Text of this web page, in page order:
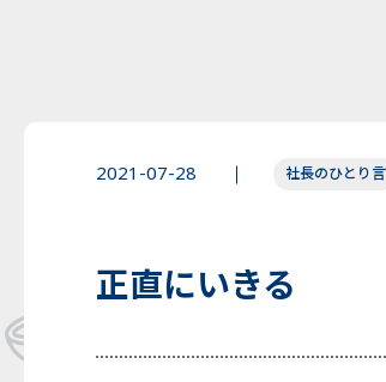
2021-07-28 社長のひとり言
正直にいきる